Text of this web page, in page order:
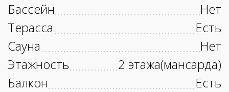
Бассейн
Нет
Терасса
Есть
Сауна
Нет
Этажность
2 этажа(мансарда)
Балкон
Есть